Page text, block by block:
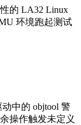
的 LA32 Linux
环境跑起测试
中的 objtool 警
操作触发未定义